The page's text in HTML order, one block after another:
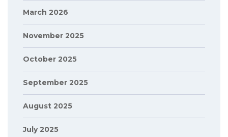
March 2026
November 2025
October 2025
September 2025
August 2025
July 2025